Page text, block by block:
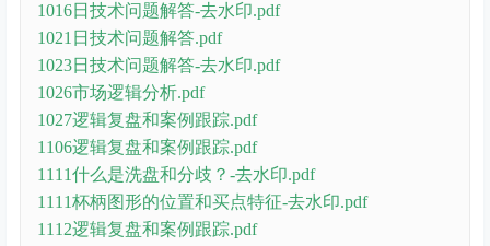
1016日技术问题解答-去水印.pdf
1021日技术问题解答.pdf
1023日技术问题解答-去水印.pdf
1026市场逻辑分析.pdf
1027逻辑复盘和案例跟踪.pdf
1106逻辑复盘和案例跟踪.pdf
1111什么是洗盘和分歧？-去水印.pdf
1111杯柄图形的位置和买点特征-去水印.pdf
1112逻辑复盘和案例跟踪.pdf